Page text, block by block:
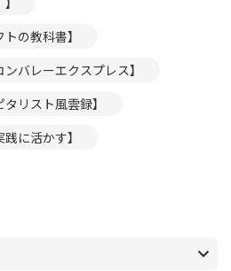
の教科書】
バレーエクスプレス】
リスト風雲録】
に活かす】